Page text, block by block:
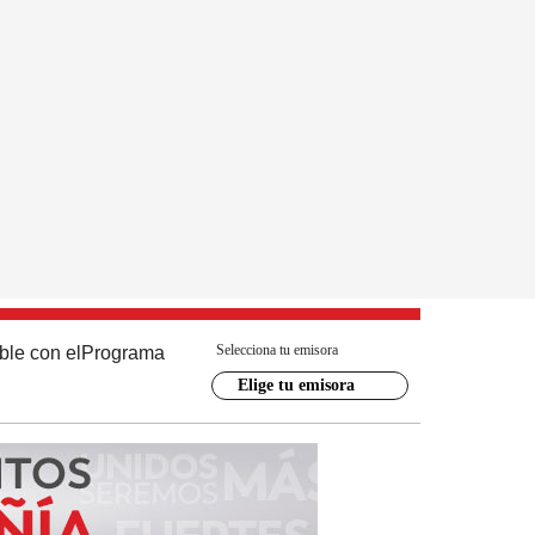
con el Programa Selecciona tu emisora
Elige tu emisora